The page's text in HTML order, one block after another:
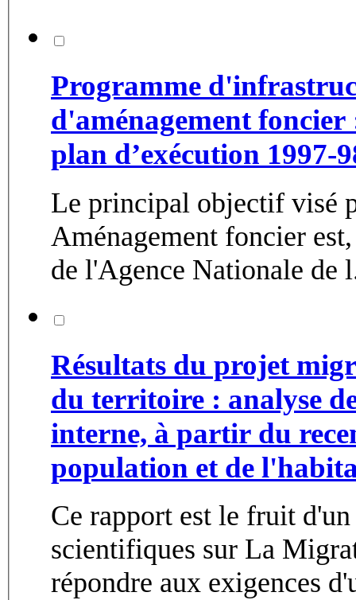
Programme
d'aménagement
plan d’exécution 1997-
Le principal objectif visé
Aménagement foncier
de l'Agence Nationale de
Résultats du projet
du territoire : analyse
interne, à partir du
population et de
Ce rapport est le fruit
scientifiques sur La
répondre aux exigences